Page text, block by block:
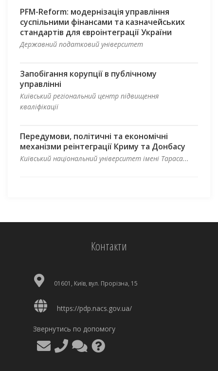
PFM-Reform: модернізація управління
суспільними фінансами та казначейських
стандартів для євроінтеграції України
Державний податковий університет
Запобігання корупції в публічному
управлінні
Київський регіональний центр підвищення
кваліфікації
Передумови, політичні та економічні
механізми реінтеграції Криму та Донбасу
Київський національний університет імені Тараса...
Контакти
01601, Київ, вул. Прорізна, 15
https://pdp.nacs.gov.ua/
Звернутись по допомогу